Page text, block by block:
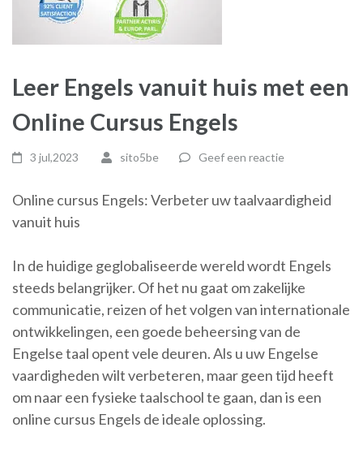
Leer Engels vanuit huis met een
Online Cursus Engels
3 jul,2023 sito5be Geef een reactie
Online cursus Engels: Verbeter uw taalvaardigheid
vanuit huis
In de huidige geglobaliseerde wereld wordt Engels
steeds belangrijker. Of het nu gaat om zakelijke
communicatie, reizen of het volgen van internationale
ontwikkelingen, een goede beheersing van de
Engelse taal opent vele deuren. Als u uw Engelse
vaardigheden wilt verbeteren, maar geen tijd heeft
om naar een fysieke taalschool te gaan, dan is een
online cursus Engels de ideale oplossing.